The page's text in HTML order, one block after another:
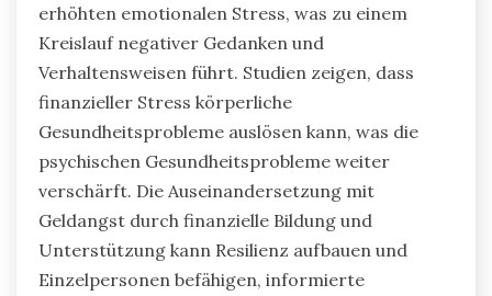
erhöhten emotionalen Stress, was zu einem
Kreislauf negativer Gedanken und
Verhaltensweisen führt. Studien zeigen, dass
finanzieller Stress körperliche
Gesundheitsprobleme auslösen kann, was die
psychischen Gesundheitsprobleme weiter
verschärft. Die Auseinandersetzung mit
Geldangst durch finanzielle Bildung und
Unterstützung kann Resilienz aufbauen und
Einzelpersonen befähigen, informierte